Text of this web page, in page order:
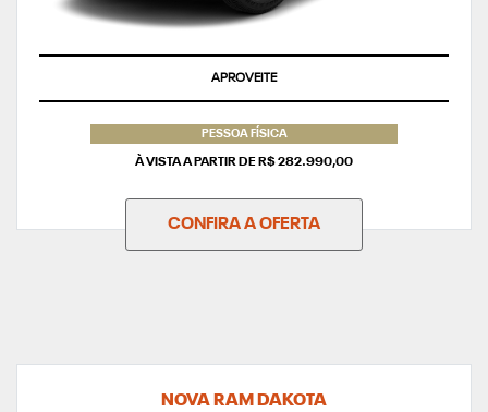
APROVEITE
PESSOA FÍSICA
À VISTA A PARTIR DE R$ 282.990,00
CONFIRA A OFERTA
NOVA RAM DAKOTA